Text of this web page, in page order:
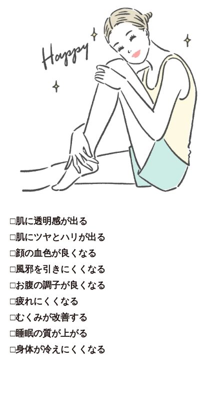
□肌に透明感が出る
□肌にツヤとハリが出る
□顔の血色が良くなる
□風邪を引きにくくなる
□お腹の調子が良くなる
□疲れにくくなる
□むくみが改善する
□睡眠の質が上がる
□身体が冷えにくくなる